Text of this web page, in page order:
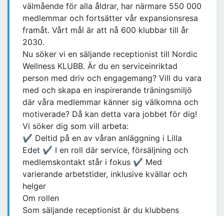
välmående för alla åldrar, har närmare 550 000
medlemmar och fortsätter vår expansionsresa
framåt. Vårt mål är att nå 600 klubbar till år
2030.
Nu söker vi en säljande receptionist till Nordic
Wellness KLUBB. Är du en serviceinriktad
person med driv och engagemang? Vill du vara
med och skapa en inspirerande träningsmiljö
där våra medlemmar känner sig välkomna och
motiverade? Då kan detta vara jobbet för dig!
Vi söker dig som vill arbeta:
✔ Deltid på en av våran anläggning i Lilla
Edet ✔ I en roll där service, försäljning och
medlemskontakt står i fokus ✔ Med
varierande arbetstider, inklusive kvällar och
helger
Om rollen
Som säljande receptionist är du klubbens